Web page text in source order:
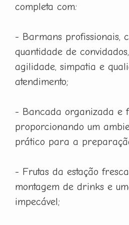
completa com:
- Barmans profissionais,
quantidade de
agilidade, simpatia e
atendimento;
- Bancada organizada e
proporcionando um
prático para a
- Frutas da estação
montagem de drinks e
impecável;